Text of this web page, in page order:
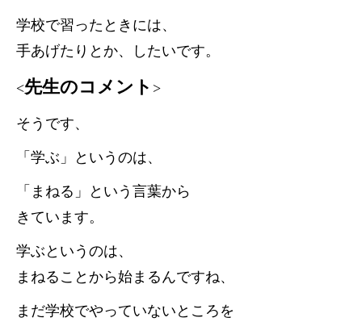
学校で習ったときには、
手あげたりとか、したいです。
<先生のコメント >
そうです、
「学ぶ」というのは、
「まねる」という言葉から
きています。
学ぶというのは、
まねることから始まるんですね、
まだ学校でやっていないところを